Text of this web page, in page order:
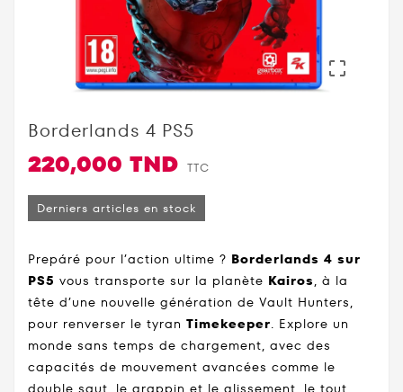

Borderlands 4 PS5
220,000 TND TTC
Derniers articles en stock
Prepáré pour l’action ultime ? Borderlands 4 sur
PS5 vous transporte sur la planète Kairos, à la
tête d’une nouvelle génération de Vault Hunters,
pour renverser le tyran Timekeeper. Explore un
monde sans temps de chargement, avec des
capacités de mouvement avancées comme le
double saut, le grappin et le glissement, le tout